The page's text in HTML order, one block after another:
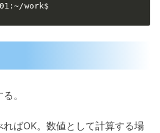
work$
。
ばOK。数値として計算する場